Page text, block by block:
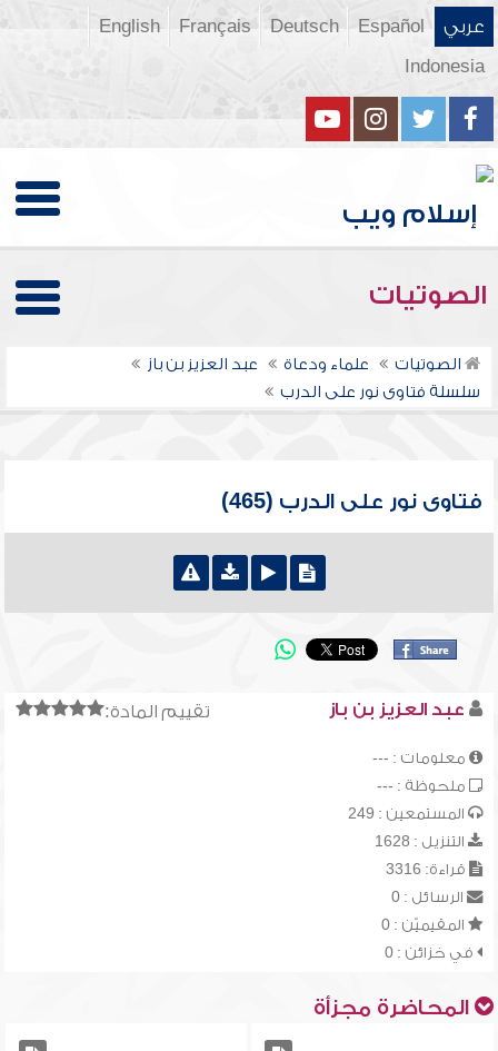
عربي Español
Deutsch
Français
English
Indonesia
الصوتيات
الصوتيات علماء ودعاة
عبد العزيز بن باز
سلسلة فتاوى نور على الدرب
فتاوى نور على الدرب (465)
تقييم المادة: عبد العزيز بن باز
معلومات : ---
ملحوظة : ---
المستمعين : 249
التنزيل : 1628
قراءة: 3316
الرسائل : 0
المقيميّن : 0
في خزائن : 0
المحاضرة مجزأة